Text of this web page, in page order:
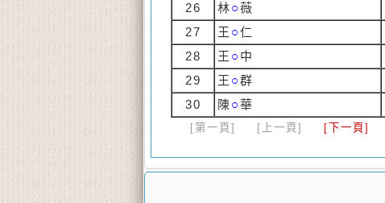
26 林○薇
27 王 ○仁
28 王 ○ 中
29 王 ○群
30 陳○華
[第一頁] [上一頁] [下一頁]